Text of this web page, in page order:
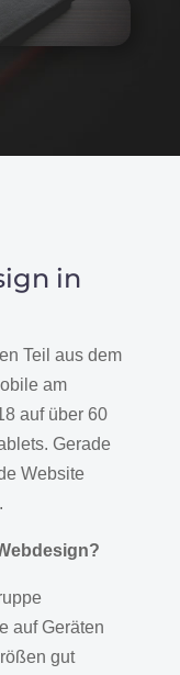
in
Teil aus dem
am
auf über 60
Gerade
Website
.
auf Geräten
gut